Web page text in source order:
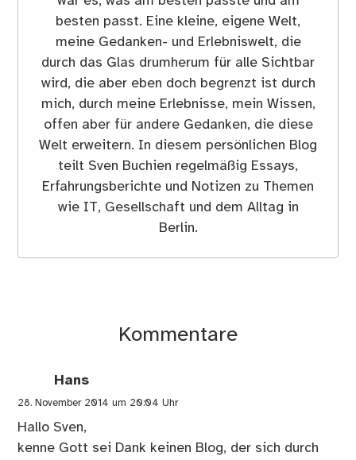
besten passt. Eine kleine, eigene Welt,
meine Gedanken- und Erlebniswelt, die
durch das Glas drumherum für alle Sichtbar
wird, die aber eben doch begrenzt ist durch
mich, durch meine Erlebnisse, mein Wissen,
offen aber für andere Gedanken, die diese
Welt erweitern. In diesem persönlichen Blog
teilt Sven Buchien regelmäßig Essays,
Erfahrungsberichte und Notizen zu Themen
wie IT, Gesellschaft und dem Alltag in
Berlin.
Kommentare
Hans
28. November 2014 um 20:04 Uhr
Hallo Sven,
kenne Gott sei Dank keinen Blog, der sich durch